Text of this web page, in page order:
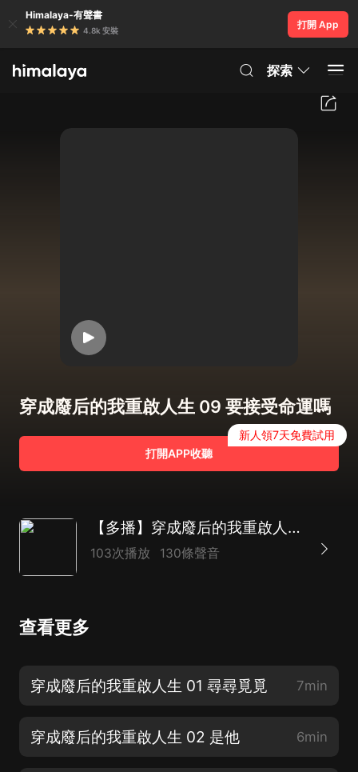
Himalaya-有聲書
4.8k 安裝
打開 App
探索
穿成廢后的我重啟人生 09 要接受命運嗎
打開APP收聽
新人領7天免費試用
【多播】穿成廢后的我重啟人生 | 權謀宮鬥 | 古言穿越 | 清朝 | 順治
103次播放 130條聲音
查看更多
穿成廢后的我重啟人生 01 尋尋覓覓 7min
穿成廢后的我重啟人生 02 是他 6min